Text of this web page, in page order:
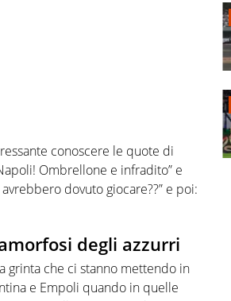
conoscere le quote di
Ombrellone e infradito” e
dovuto giocare??” e poi:
degli azzurri
grinta che ci stanno mettendo in
e Empoli quando in quelle